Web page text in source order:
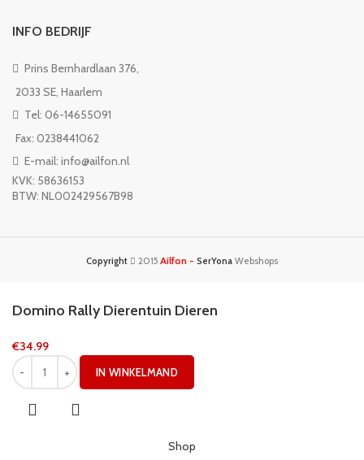
INFO BEDRIJF
Prins Bernhardlaan 376,
2033 SE, Haarlem
Tel: 06-14655091
Fax: 0238441062
E-mail: info@ailfon.nl
KVK: 58636153
BTW: NL002429567B98
Copyright 2015 Ailfon - SerYona Webshops
Domino Rally Dierentuin Dieren
€34.99
IN WINKELMAND
Shop